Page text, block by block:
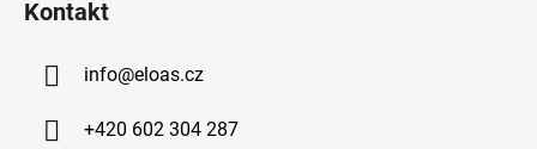
Kontakt
info@eloas.cz
+420 602 304 287